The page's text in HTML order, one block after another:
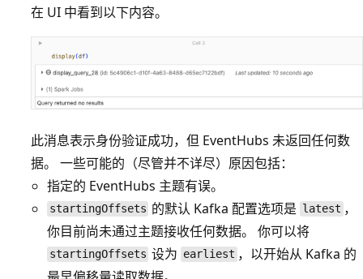
在 UI 中看到以下内容。
此消息表示身份验证成功，但 EventHubs 未返回任何数
据。 一些可能的（尽管并不详尽）原因包括：
指定的 EventHubs 主题有误。
startingOffsets 的默认 Kafka 配置选项是 latest ，
你目前尚未通过主题接收任何数据。 你可以将
startingOffsets 设为 earliest ，以开始从 Kafka 的